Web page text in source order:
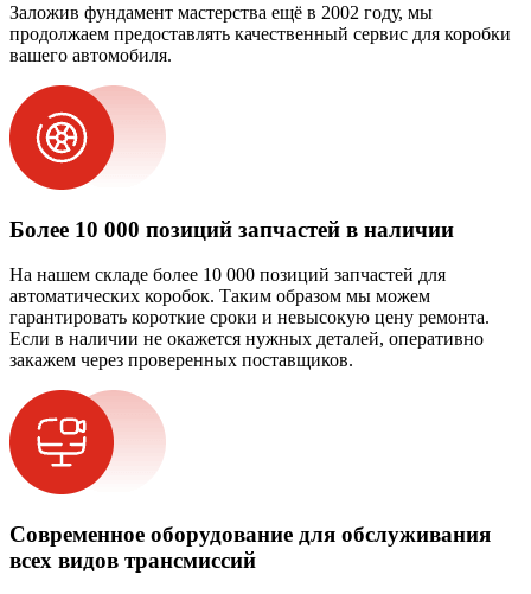
Заложив фундамент мастерства ещё в 2002 году, мы
продолжаем предоставлять качественный сервис для коробки
вашего автомобиля.
Более 10 000 позиций запчастей в наличии
На нашем складе более 10 000 позиций запчастей для
автоматических коробок. Таким образом мы можем
гарантировать короткие сроки и невысокую цену ремонта.
Если в наличии не окажется нужных деталей, оперативно
закажем через проверенных поставщиков.
Современное оборудование для обслуживания
всех видов трансмиссий